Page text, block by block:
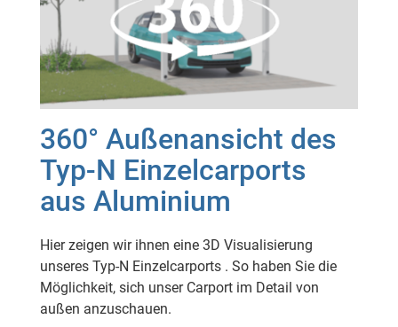
360° Außenansicht des
Typ-N Einzelcarports
aus Aluminium
Hier zeigen wir ihnen eine 3D Visualisierung
unseres Typ-N Einzelcarports . So haben Sie die
Möglichkeit, sich unser Carport im Detail von
außen anzuschauen.